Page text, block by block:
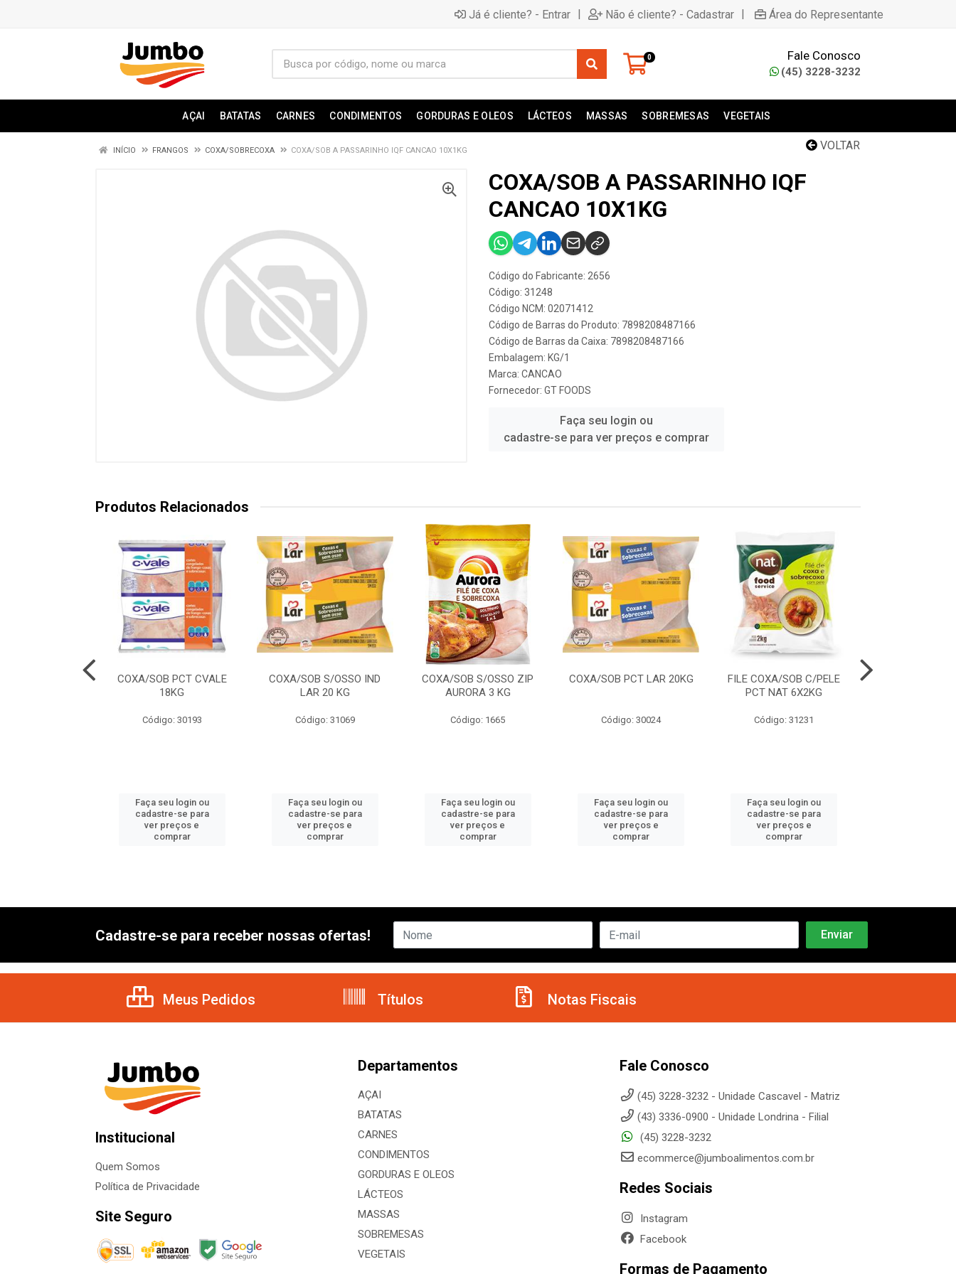
Já é cliente? - Entrar | Não é cliente? - Cadastrar | Área do Representante
0 Fale Conosco
(45) 3228-3232
AÇAI BATATAS CARNES CONDIMENTOS GORDURAS E OLEOS LÁCTEOS MASSAS SOBREMESAS VEGETAIS
VOLTAR
INÍCIO FRANGOS COXA/SOBRECOXA COXA/SOB A PASSARINHO IQF CANCAO 10X1KG
COXA/SOB A PASSARINHO IQF
CANCAO 10X1KG
Código do Fabricante: 2656
Código: 31248
Código NCM: 02071412
Código de Barras do Produto: 7898208487166
Código de Barras da Caixa: 7898208487166
Embalagem: KG/1
Marca: CANCAO
Fornecedor: GT FOODS
Faça seu login ou
cadastre-se para ver preços e comprar
Produtos Relacionados
COXA/SOB PCT CVALE
18KG
Código: 30193
Faça seu login ou
cadastre-se para
ver preços e
comprar
COXA/SOB S/OSSO IND
LAR 20 KG
Código: 31069
Faça seu login ou
cadastre-se para
ver preços e
comprar
COXA/SOB S/OSSO ZIP
AURORA 3 KG
Código: 1665
Faça seu login ou
cadastre-se para
ver preços e
comprar
COXA/SOB PCT LAR 20KG
Código: 30024
Faça seu login ou
cadastre-se para
ver preços e
comprar
FILE COXA/SOB C/PELE
PCT NAT 6X2KG
Código: 31231
Faça seu login ou
cadastre-se para
ver preços e
comprar
Cadastre-se para receber nossas ofertas!
Meus Pedidos Títulos Notas Fiscais
Institucional
Quem Somos
Política de Privacidade
Site Seguro
Departamentos
AÇAI
BATATAS
CARNES
CONDIMENTOS
GORDURAS E OLEOS
LÁCTEOS
MASSAS
SOBREMESAS
VEGETAIS
Fale Conosco
(45) 3228-3232 - Unidade Cascavel - Matriz
(43) 3336-0900 - Unidade Londrina - Filial
(45) 3228-3232
ecommerce@jumboalimentos.com.br
Redes Sociais
Instagram
Facebook
Formas de Pagamento